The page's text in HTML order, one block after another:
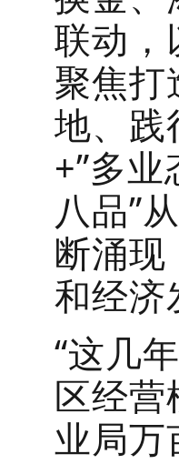
联动，
聚焦打
地、践
+”多
八品”
断涌现
和经济
“这几
区经营
业局万